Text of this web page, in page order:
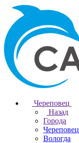
Череповец
Назад
Города
Череповец
Вологда